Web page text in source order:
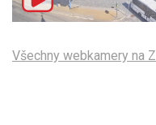
Všechny webkamery na